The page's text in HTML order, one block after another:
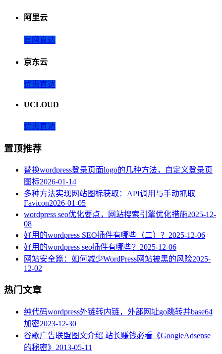
阿里云
官网直达
京东云
优惠直达
UCLOUD
优惠直达
置顶推荐
替换wordpress登录页面logo的几种方法，自定义登录页
图标2026-01-14
多种方法实现网站图标获取：API调用与手动抓取
Favicon2026-01-05
wordpress seo优化要点，网站搜索引擎优化措施2025-12-
08
好用的wordpress SEO插件有哪些（二）？ 2025-12-06
好用的wordpress seo插件有哪些？ 2025-12-06
网站安全篇：如何减少WordPress网站被黑的风险2025-
12-02
热门文章
纯代码wordpress外链转内链，外部网址go跳转并base64
加密2023-12-30
谷歌广告联盟图文介绍 站长赚钱必看《GoogleAdsense
的秘密》 2013-05-11